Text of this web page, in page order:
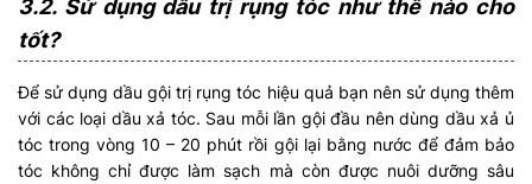
3.2. Sử dụng dầu trị rụng tóc như thế nào cho
tốt?
Để sử dụng dầu gội trị rụng tóc hiệu quả bạn nên sử dụng thêm
với các loại dầu xả tóc. Sau mỗi lần gội đầu nên dùng dầu xả ủ
tóc trong vòng 10 – 20 phút rồi gội lại bằng nước để đảm bảo
tóc không chỉ được làm sạch mà còn được nuôi dưỡng sâu